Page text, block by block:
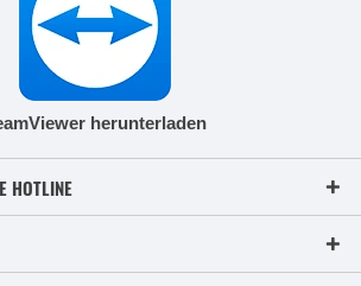
herunterladen
HOTLINE